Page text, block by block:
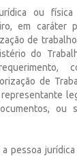
ou física
em caráter
de
do
de
ou
pessoa